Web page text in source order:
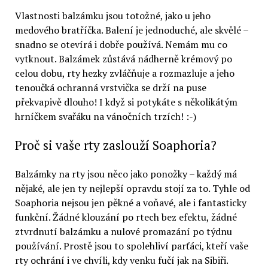
Vlastnosti balzámku jsou totožné, jako u jeho
medového bratříčka. Balení je jednoduché, ale skvělé –
snadno se otevírá i dobře používá. Nemám mu co
vytknout. Balzámek zůstává nádherně krémový po
celou dobu, rty hezky zvláčňuje a rozmazluje a jeho
tenoučká ochranná vrstvička se drží na puse
překvapivě dlouho! I když si potykáte s několikátým
hrníčkem svařáku na vánočních trzích! :-)
Proč si vaše rty zaslouží Soaphoria?
Balzámky na rty jsou něco jako ponožky – každý má
nějaké, ale jen ty nejlepší opravdu stojí za to. Tyhle od
Soaphoria nejsou jen pěkné a voňavé, ale i fantasticky
funkční. Žádné klouzání po rtech bez efektu, žádné
ztvrdnutí balzámku a nulové promazání po týdnu
používání. Prostě jsou to spolehliví parťáci, kteří vaše
rty ochrání i ve chvíli, kdy venku fučí jak na Sibiři.